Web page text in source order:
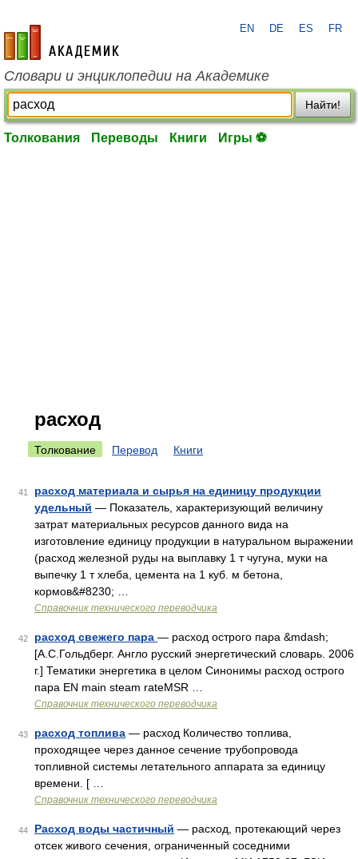
academic.ru
EN DE ES FR
Словари и энциклопедии на Академике
Найти!
Толкования Переводы Книги Игры ⚽
расход
Толкование Перевод Книги
41
расход материала и сырья на единицу продукции
удельный — Показатель, характеризующий величину
затрат материальных ресурсов данного вида на
изготовление единицу продукции в натуральном выражении
(расход железной руды на выплавку 1 т чугуна, муки на
выпечку 1 т хлеба, цемента на 1 куб. м бетона,
кормов&#8230; …
Справочник технического переводчика
42 расход свежего пара — расход острого пара &mdash;
[А.С.Гольдберг. Англо русский энергетический словарь. 2006
г.] Тематики энергетика в целом Синонимы расход острого
пара EN main steam rateMSR …
Справочник технического переводчика
43 расход топлива — расход Количество топлива,
проходящее через данное сечение трубопровода
топливной системы летательного аппарата за единицу
времени. [ …
Справочник технического переводчика
44 Расход воды частичный — расход, протекающий через
отсек живого сечения, ограниченный соседними